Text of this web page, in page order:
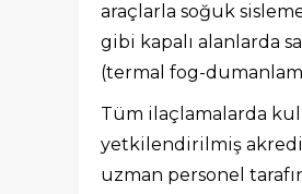
araçlarla soğuk
gibi kapalı alanlarda
(termal fog-
Tüm ilaçlamalarda
yetkilendirilmiş
uzman personel